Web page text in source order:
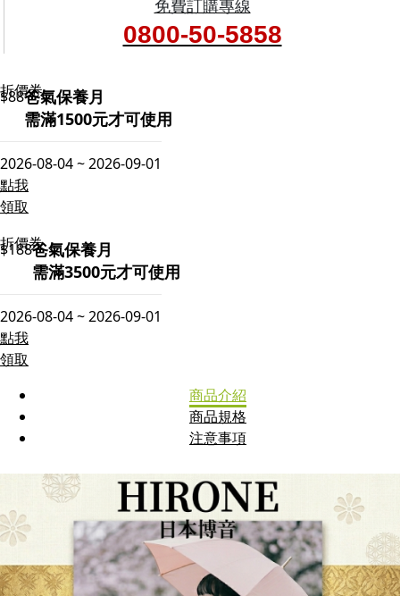
免費訂購專線
0800-50-5858
折價券
$88爸氣保養月
需滿1500元才可使用
2026-08-04 ~ 2026-09-01
點我
領取
折價券
$188爸氣保養月
需滿3500元才可使用
2026-08-04 ~ 2026-09-01
點我
領取
商品介紹
商品規格
注意事項